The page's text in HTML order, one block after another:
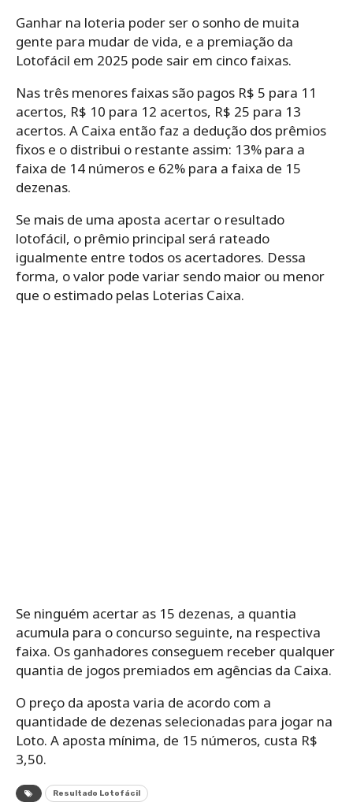
Ganhar na loteria poder ser o sonho de muita
gente para mudar de vida, e a premiação da
Lotofácil em 2025 pode sair em cinco faixas.
Nas três menores faixas são pagos R$ 5 para 11
acertos, R$ 10 para 12 acertos, R$ 25 para 13
acertos. A Caixa então faz a dedução dos prêmios
fixos e o distribui o restante assim: 13% para a
faixa de 14 números e 62% para a faixa de 15
dezenas.
Se mais de uma aposta acertar o resultado
lotofácil, o prêmio principal será rateado
igualmente entre todos os acertadores. Dessa
forma, o valor pode variar sendo maior ou menor
que o estimado pelas Loterias Caixa.
Se ninguém acertar as 15 dezenas, a quantia
acumula para o concurso seguinte, na respectiva
faixa. Os ganhadores conseguem receber qualquer
quantia de jogos premiados em agências da Caixa.
O preço da aposta varia de acordo com a
quantidade de dezenas selecionadas para jogar na
Loto. A aposta mínima, de 15 números, custa R$
3,50.
Resultado Lotofácil